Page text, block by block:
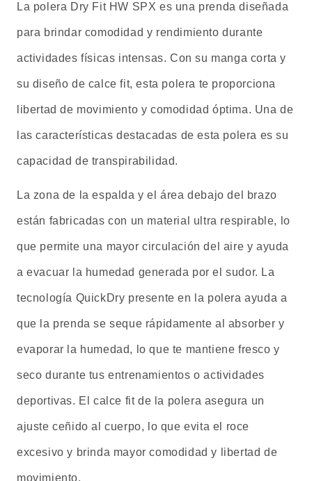
La polera Dry Fit HW SPX es una prenda diseñada
para brindar comodidad y rendimiento durante
actividades físicas intensas. Con su manga corta y
su diseño de calce fit, esta polera te proporciona
libertad de movimiento y comodidad óptima. Una de
las características destacadas de esta polera es su
capacidad de transpirabilidad.
La zona de la espalda y el área debajo del brazo
están fabricadas con un material ultra respirable, lo
que permite una mayor circulación del aire y ayuda
a evacuar la humedad generada por el sudor. La
tecnología QuickDry presente en la polera ayuda a
que la prenda se seque rápidamente al absorber y
evaporar la humedad, lo que te mantiene fresco y
seco durante tus entrenamientos o actividades
deportivas. El calce fit de la polera asegura un
ajuste ceñido al cuerpo, lo que evita el roce
excesivo y brinda mayor comodidad y libertad de
movimiento.